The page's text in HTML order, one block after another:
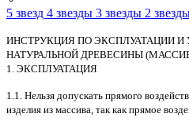
5 звезд 4 звезды 3 звезды 2
ИНСТРУКЦИЯ ПО ЭКСПЛУАТАЦИИ И
НАТУРАЛЬНОЙ ДРЕВЕСИНЫ
1. ЭКСПЛУАТАЦИЯ
1.1. Нельзя допускать прямого
изделия из массива, так как прямое